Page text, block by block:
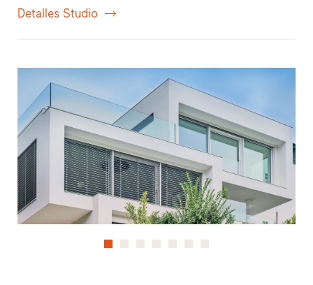
Detalles Studio